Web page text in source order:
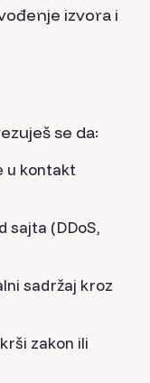
izvora i
se da:
u kontakt
sajta (DDoS,
sadržaj kroz
zakon ili